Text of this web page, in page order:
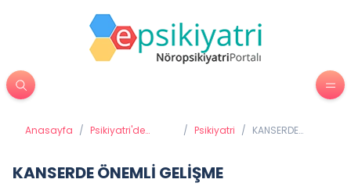
Anasayfa / Psikiyatri'de
/ Psikiyatri / KANSERDE
KANSERDE ÖNEMLİ GELİŞME